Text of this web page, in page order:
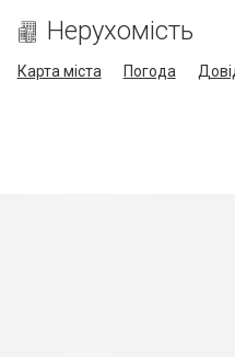
Нерухомість
Карта міста Погода